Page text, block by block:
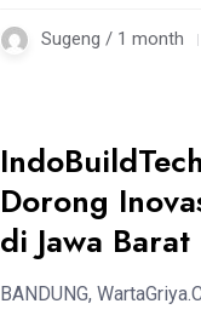
Sugeng / 1 month
Dorong
di Jawa Barat
BANDUNG,